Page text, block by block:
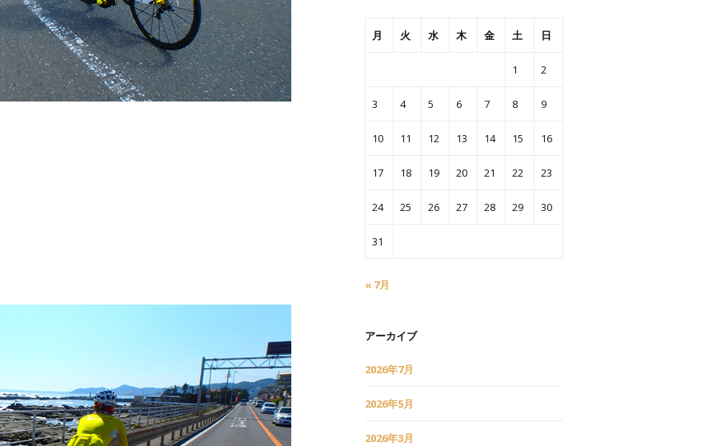
月 火 水 木 金 土 日
1 2
3 4 5 6 7 8 9
10 11 12 13 14 15 16
17 18 19 20 21 22 23
24 25 26 27 28 29 30
31
« 7月
アーカイブ
2026年7月
2026年5月
2026年3月